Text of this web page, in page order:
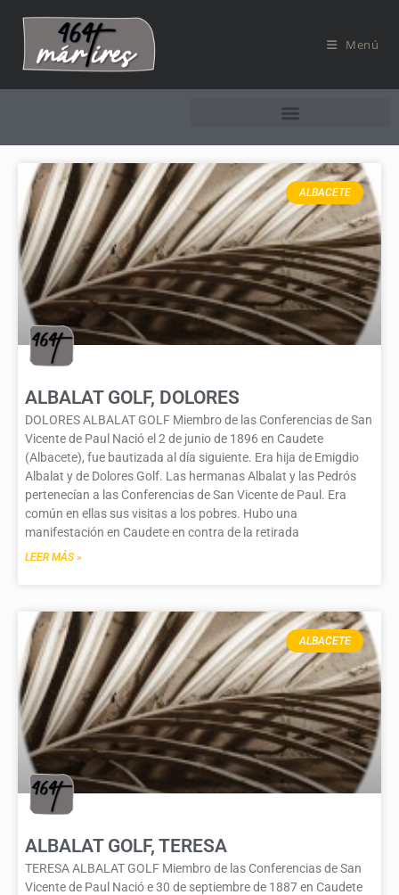
Menú
ALBACETE
ALBALAT GOLF, DOLORES
DOLORES ALBALAT GOLF Miembro de las Conferencias de San
Vicente de Paul Nació el 2 de junio de 1896 en Caudete
(Albacete), fue bautizada al día siguiente. Era hija de Emigdio
Albalat y de Dolores Golf. Las hermanas Albalat y las Pedrós
pertenecían a las Conferencias de San Vicente de Paul. Era
común en ellas sus visitas a los pobres. Hubo una
manifestación en Caudete en contra de la retirada
LEER MÁS »
ALBACETE
ALBALAT GOLF, TERESA
TERESA ALBALAT GOLF Miembro de las Conferencias de San
Vicente de Paul Nació e 30 de septiembre de 1887 en Caudete